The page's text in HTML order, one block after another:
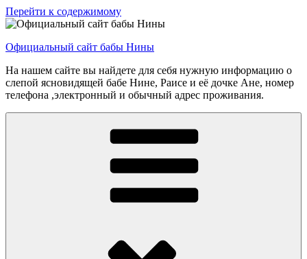
Перейти к содержимому
Официальный сайт бабы Нины
На нашем сайте вы найдете для себя нужную информацию о
слепой ясновидящей бабе Нине, Раисе и её дочке Ане, номер
телефона ,электронный и обычный адрес проживания.